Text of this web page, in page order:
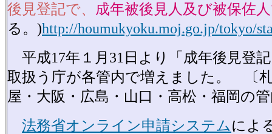
後見登記で、 成年被後見人及び被保佐
る。)http://houmukyoku.moj.go.jp/tokyo/
平成17年１月31日より「成年後見登
取扱う庁が各管内で増えました。 〔
屋・大阪・広島・山口・高松・福岡の
法務省オンライン申請システムによ